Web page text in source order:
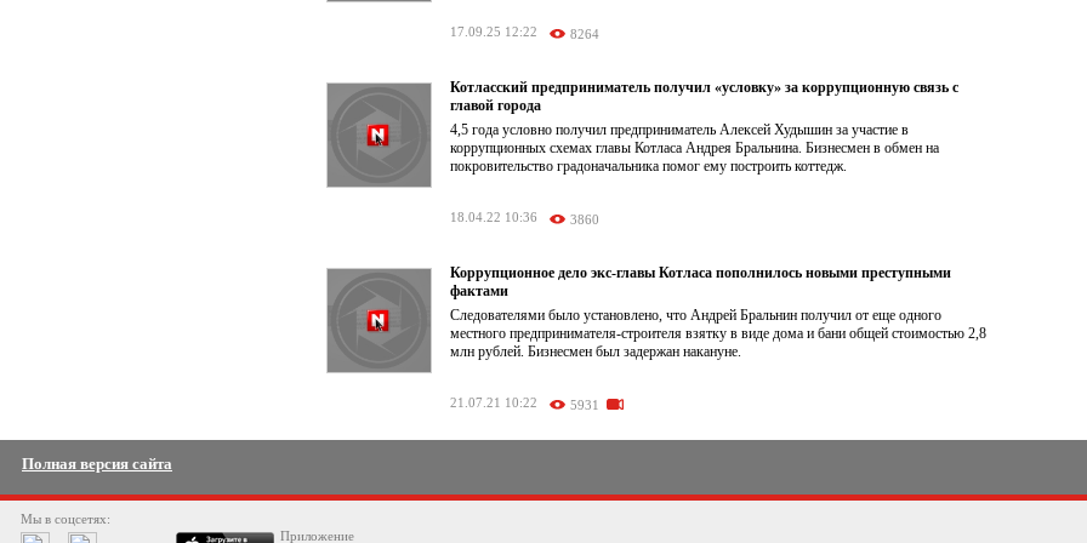
17.09.25 12:22 8264
Котласский предприниматель получил «условку» за коррупционную связь с
главой города
4,5 года условно получил предприниматель Алексей Худышин за участие в
коррупционных схемах главы Котласа Андрея Бральнина. Бизнесмен в обмен на
покровительство градоначальника помог ему построить коттедж.
18.04.22 10:36 3860
Коррупционное дело экс-главы Котласа пополнилось новыми преступными
фактами
Следователями было установлено, что Андрей Бральнин получил от еще одного
местного предпринимателя-строителя взятку в виде дома и бани общей стоимостью 2,8
млн рублей. Бизнесмен был задержан накануне.
21.07.21 10:22 5931
Полная версия сайта
Мы в соцсетях:
Приложение